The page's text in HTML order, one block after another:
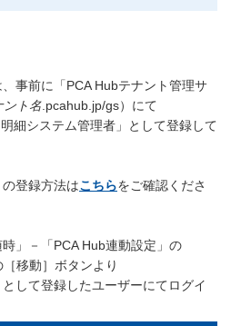
事前に「PCA Hubテナント管理サ
ント名.pcahub.jp/gs）にて
細システム管理者」として登録して
の登録方法はこちらをご確認くださ
」－「PCA Hub連動設定」の
［移動］ボタンより
して登録したユーザーにてログイ